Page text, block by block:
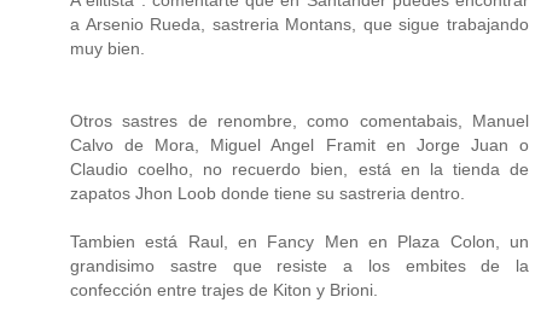
a Arsenio Rueda, sastreria Montans, que sigue trabajando
muy bien.
Otros sastres de renombre, como comentabais, Manuel
Calvo de Mora, Miguel Angel Framit en Jorge Juan o
Claudio coelho, no recuerdo bien, está en la tienda de
zapatos Jhon Loob donde tiene su sastreria dentro.
Tambien está Raul, en Fancy Men en Plaza Colon, un
grandisimo sastre que resiste a los embites de la
confección entre trajes de Kiton y Brioni.